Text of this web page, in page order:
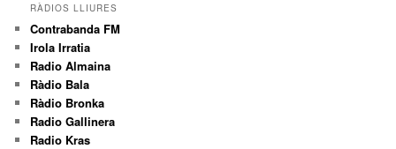
RÀDIOS LLIURES
Contrabanda FM
Irola Irratia
Radio Almaina
Ràdio Bala
Ràdio Bronka
Radio Gallinera
Radio Kras